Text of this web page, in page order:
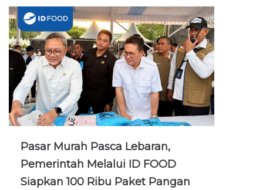
Pasar Murah Pasca Lebaran,
Pemerintah Melalui ID FOOD
Siapkan 100 Ribu Paket Pangan